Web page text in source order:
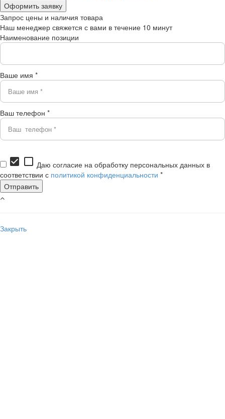
Запрос цены и наличия товара
Наш менеджер свяжется с вами в течение 10 минут
Наименование позиции
Ваше имя *
Ваш телефон *
check_box check_box_outline_blank Даю согласие на обработку персональных данных в
соответствии с политикой конфиденциальности *
Закрыть